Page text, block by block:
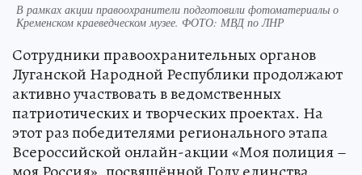
В рамках акции правоохранители подготовили фотоматериалы о
Кременском краеведческом музее. ФОТО: МВД по ЛНР
Сотрудники правоохранительных органов
Луганской Народной Республики продолжают
активно участвовать в ведомственных
патриотических и творческих проектах. На
этот раз победителями регионального этапа
Всероссийской онлайн-акции «Моя полиция –